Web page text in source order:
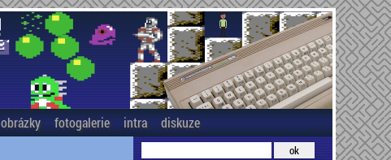
obrázky fotogalerie intra diskuze